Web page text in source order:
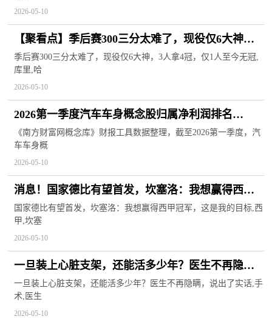
2026-05-10
【聚看点】季后赛300三分太难了，现役仅6大神，3
人拿4冠，仅1人至今无冠
季后赛300三分太难了，现役仅6大神，3人拿4冠，仅1人至今无冠,
库里,哈
2026-05-10
2026第一季度汽车车身概念股归属净利润排名
TOP20
《南方财富网概念库》财报工具数据整理，截至2026第一季度，汽
车车身概
2026-05-10
消息！国家德比有望首发，坎塞洛：我想赢得西甲
冠军，这是我的目标
国家德比有望首发，坎塞洛：我想赢得西甲冠军，这是我的目标,西
甲,坎塞
2026-05-10
一旦装上心脏支架，还能活多少年？医生不再隐
瞒，说出了实话 每日讯息
一旦装上心脏支架，还能活多少年？医生不再隐瞒，说出了实话,手
术,医生
2026-05-10